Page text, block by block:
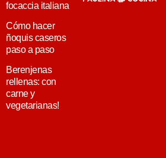
focaccia italiana
Cómo hacer
ñoquis caseros
paso a paso
Berenjenas
rellenas: con
carne y
vegetarianas!